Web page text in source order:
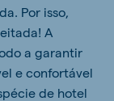
Por isso,
A
a garantir
e confortável
de hotel